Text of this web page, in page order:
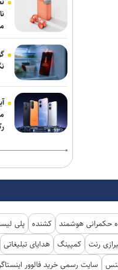
مهاجرانی:
ایران و مدرسه
یورش نظامیان
نفر بازداشت شدند
محسن رضایی:
در تنگه هرمز را
پشتیبانی
انسجام است
کرد
حکمرانی هوشمند کشنده پلی
رنت کمپینگ هدایای تبلیغاتی
سایت رسمی خرید فالوور